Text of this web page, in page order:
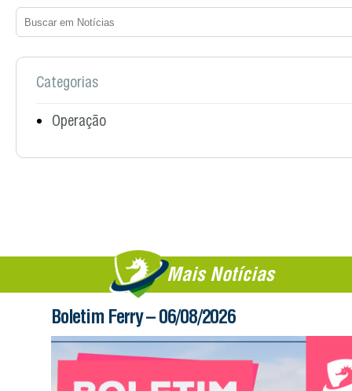
Categorias
Operação
Mais Notícias
Boletim Ferry – 06/08/2026